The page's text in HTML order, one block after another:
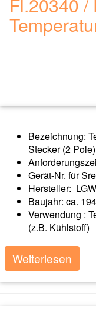
Fl.20340
Bezeichnung:
Stecker (2 Pole)
Gerät-Nr. für
Hersteller:
Baujahr: ca.
Verwendung :
(z.B. Kühlstoff)
Weiterlesen